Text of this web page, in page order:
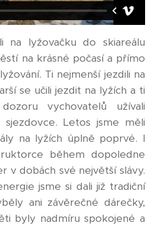
na lyžovačku do skiareálu
na krásné počasí a přímo
Ti nejmenší jezdili na
se učili jezdit na lyžích a ti
vychovatelů užívali
sjezdovce. Letos jsme měli
na lyžích úplně poprvé. I
během dopoledne
v dobách své největší slávy.
jsme si dali již tradiční
ani závěrečné dárečky,
byly nadmíru spokojené a